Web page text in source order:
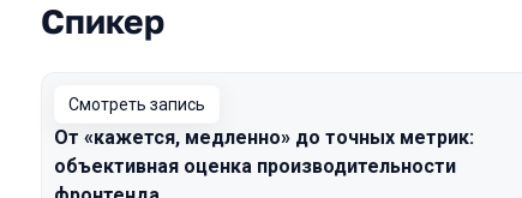
Выступления в сезоне 2025 Autumn
Спикер
Смотреть запись
От «кажется, медленно» до точных метрик:
объективная оценка производительности